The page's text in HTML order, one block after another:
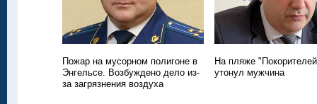
Пожар на мусорном полигоне в
Энгельсе. Возбуждено дело из-
за загрязнения воздуха
На пляже
утонул мужчина